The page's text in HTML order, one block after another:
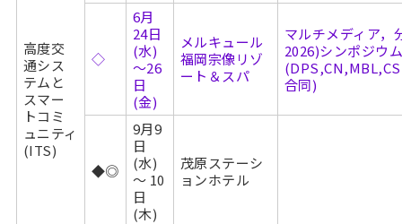
高度交
通シス
テムと
スマー
トコミ
ュニティ
(ITS)
◇
6月
24日
(水)
～26
日
(金)
メルキュール
福岡宗像リゾ
ート＆スパ
マルチメディア，
2026)シンポジウ
合同)
◆◎
9月9
日
(水)
～ 10
日
(木)
茂原ステーシ
ョンホテル